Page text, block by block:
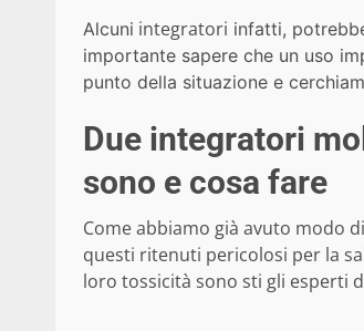
Alcuni integratori infatti,
importante sapere che un uso
punto della situazione e
Due integratori
sono e cosa fare
Come abbiamo già avuto modo
questi ritenuti pericolosi per la
loro tossicità sono sti gli esperti